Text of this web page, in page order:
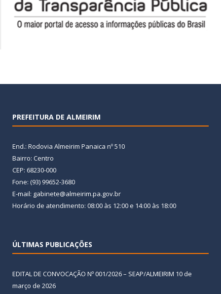
PREFEITURA DE ALMEIRIM
End.: Rodovia Almeirim Panaica nº 510
Bairro: Centro
CEP: 68230-000
Fone: (93) 99652-3680
E-mail: gabinete@almeirim.pa.gov.br
Horário de atendimento: 08:00 às 12:00 e 14:00 às 18:00
ÚLTIMAS PUBLICAÇÕES
EDITAL DE CONVOCAÇÃO Nº 001/2026 – SEAP/ALMEIRIM 10 de
março de 2026